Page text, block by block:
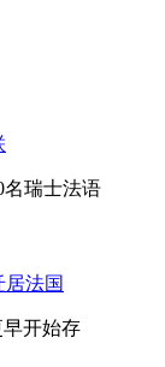
法国